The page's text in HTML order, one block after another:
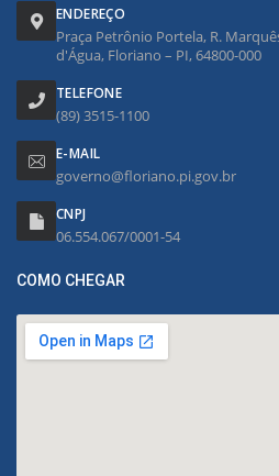
ENDEREÇO
Praça Petrônio Portela, R.
d'Água, Floriano – PI, 64800-000
TELEFONE
(89) 3515-1100
E-MAIL
governo@floriano.pi.gov.br
CNPJ
06.554.067/0001-54
COMO CHEGAR